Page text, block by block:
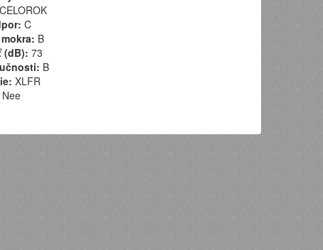
CELOROK
C
B
(dB): 73
B
XLFR
Nee